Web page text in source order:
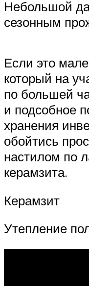
Небольшой
сезонным
Если это
который на
по большей
и подсобное
хранения
обойтись
настилом по
керамзита.
Керамзит
Утепление